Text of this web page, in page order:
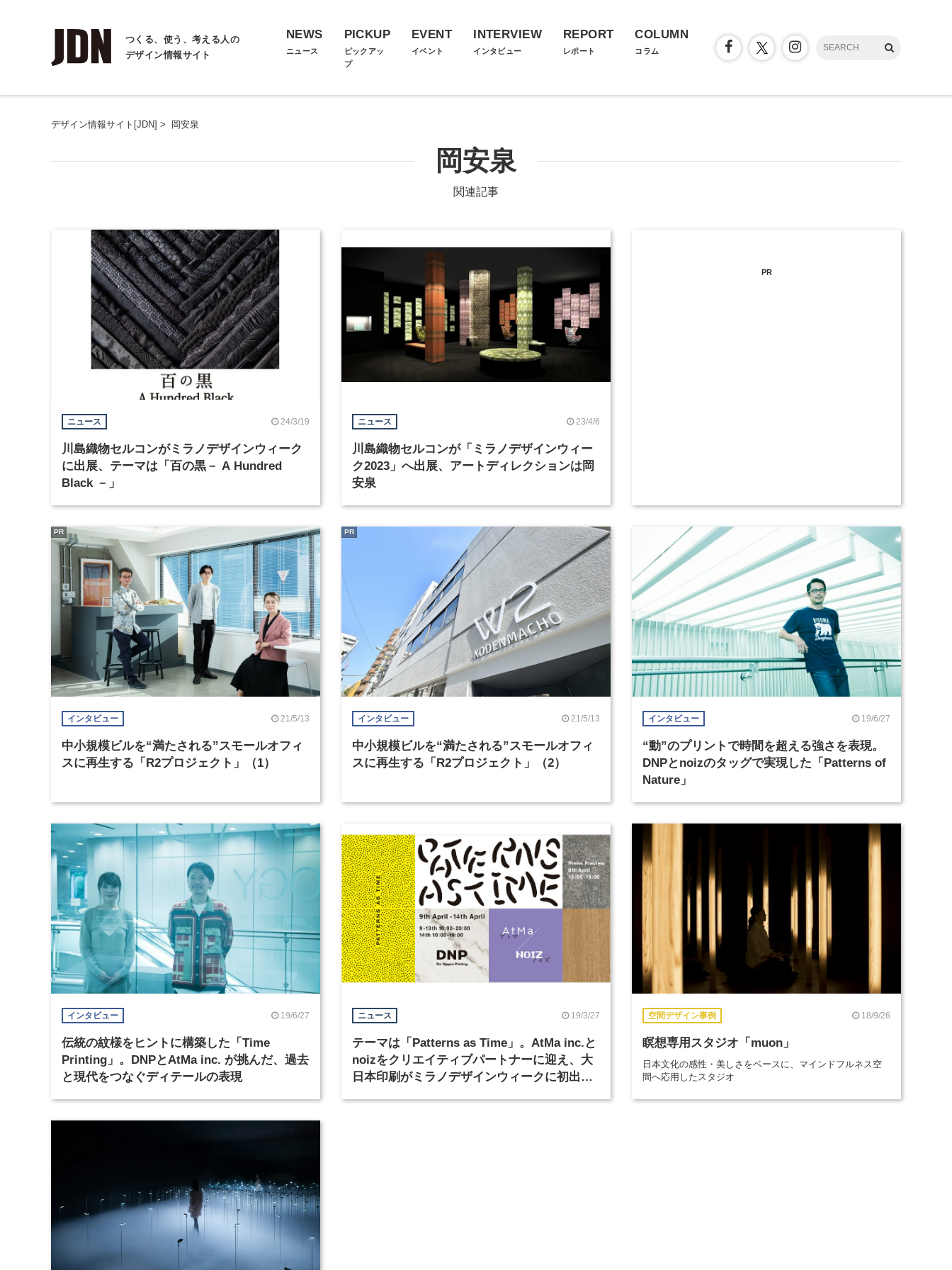
つくる、使う、考える人の
デザイン情報サイト
NEWS
ニュース
PICKUP
ピックアッ
プ
EVENT
イベント
INTERVIEW
インタビュー
REPORT
レポート
COLUMN
コラム
デザイン情報サイト[JDN] > 岡安泉
岡安泉
関連記事
ニュース 24/3/19
川島織物セルコンがミラノデザインウィーク
に出展、テーマは「百の黒－ A Hundred
Black －」
ニュース 23/4/6
川島織物セルコンが「ミラノデザインウィー
ク2023」へ出展、アートディレクションは岡
安泉
PR
インタビュー 21/5/13
中小規模ビルを“満たされる”スモールオフィ
スに再生する「R2プロジェクト」（1）
PR
インタビュー 21/5/13
中小規模ビルを“満たされる”スモールオフィ
スに再生する「R2プロジェクト」（2）
PR
インタビュー 19/6/27
“動”のプリントで時間を超える強さを表現。
DNPとnoizのタッグで実現した「Patterns of
Nature」
インタビュー 19/6/27
伝統の紋様をヒントに構築した「Time
Printing」。DNPとAtMa inc. が挑んだ、過去
と現代をつなぐディテールの表現
ニュース 19/3/27
テーマは「Patterns as Time」。AtMa inc.と
noizをクリエイティブパートナーに迎え、大
日本印刷がミラノデザインウィークに初出
空間デザイン事例 18/9/26
瞑想専用スタジオ「muon」
日本文化の感性・美しさをベースに、マインドフルネス空
間へ応用したスタジオ